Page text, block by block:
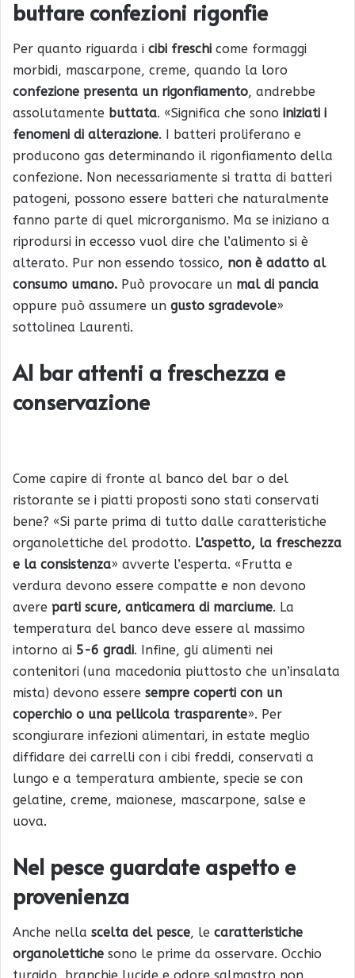
buttare confezioni rigonfie
Per quanto riguarda i cibi freschi come formaggi
morbidi, mascarpone, creme, quando la loro
confezione presenta un rigonfiamento, andrebbe
assolutamente buttata. «Significa che sono iniziati i
fenomeni di alterazione. I batteri proliferano e
producono gas determinando il rigonfiamento della
confezione. Non necessariamente si tratta di batteri
patogeni, possono essere batteri che naturalmente
fanno parte di quel microrganismo. Ma se iniziano a
riprodursi in eccesso vuol dire che l’alimento si è
alterato. Pur non essendo tossico, non è adatto al
consumo umano. Può provocare un mal di pancia
oppure può assumere un gusto sgradevole»
sottolinea Laurenti.
Al bar attenti a freschezza e
conservazione
Come capire di fronte al banco del bar o del
ristorante se i piatti proposti sono stati conservati
bene? «Si parte prima di tutto dalle caratteristiche
organolettiche del prodotto. L’aspetto, la freschezza
e la consistenza» avverte l’esperta. «Frutta e
verdura devono essere compatte e non devono
avere parti scure, anticamera di marciume. La
temperatura del banco deve essere al massimo
intorno ai 5-6 gradi. Infine, gli alimenti nei
contenitori (una macedonia piuttosto che un’insalata
mista) devono essere sempre coperti con un
coperchio o una pellicola trasparente». Per
scongiurare infezioni alimentari, in estate meglio
diffidare dei carrelli con i cibi freddi, conservati a
lungo e a temperatura ambiente, specie se con
gelatine, creme, maionese, mascarpone, salse e
uova.
Nel pesce guardate aspetto e
provenienza
Anche nella scelta del pesce, le caratteristiche
organolettiche sono le prime da osservare. Occhio
turgido, branchie lucide e odore salmastro non